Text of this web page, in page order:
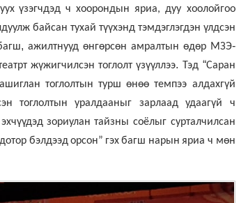
үзэгчдэд ч хоорондын яриа, дуу хоолойгоо
байсан тухай түүхэнд тэмдэглэгдэн үлдсэн
, ажилтнууд өнгөрсөн амралтын өдөр МЗЭ-
жүжигчилсэн тоглолт үзүүллээ. Тэд “Саран
ашиглан тоглолтын турш өнөө темпээ алдахгүй
тоглолтын уралдааныг зарлаад удаагүй
ч
эхчүүдэд зориулан тайзны соёлыг сурталчилсан
дотор бэлдээд орсон” гэх багш нарын яриа ч мөн